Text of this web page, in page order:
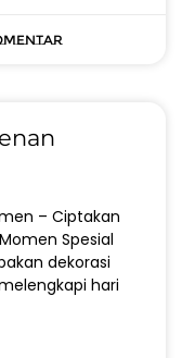
– Ciptakan
Spesial
dekorasi
hari